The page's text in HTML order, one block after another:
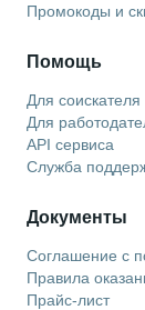
Промокоды и
Помощь
Для соискателя
Для
API сервиса
Служба
Документы
Соглашение с
Правила
Прайс-лист